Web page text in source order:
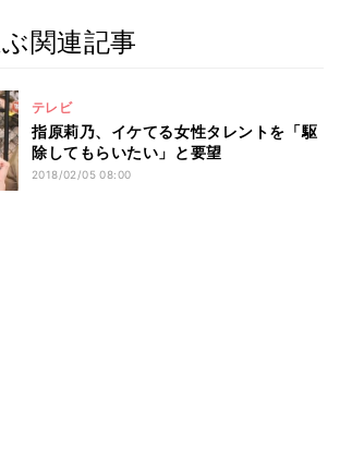
関連記事
テレビ
指原莉乃、イケてる女性タレントを「駆
除してもらいたい」と要望
2018/02/05 08:00